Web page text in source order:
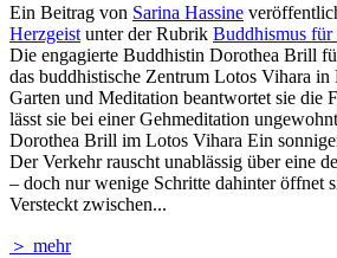
Ein Beitrag von Sarina Hassine
Herzgeist unter der Rubrik Buddhismus
Die engagierte Buddhistin Dorothea Brill
das buddhistische Zentrum Lotos Vihara
Garten und Meditation beantwortet sie die
lässt sie bei einer Gehmeditation
Dorothea Brill im Lotos Vihara Ein
Der Verkehr rauscht unablässig über eine
– doch nur wenige Schritte dahinter öffnet
Versteckt zwischen...
＞ mehr